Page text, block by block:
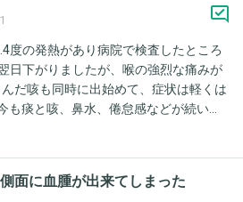
度の発熱があり病院で検査したところ
日下がりましたが、喉の強烈な痛みが
だ咳も同時に出始めて、症状は軽くは
も痰と咳、鼻水、倦怠感などが続いて
されませんでした。 初めてのコロナ感
院も休みなので心配になりました。よ
面に血腫が出来てしまった